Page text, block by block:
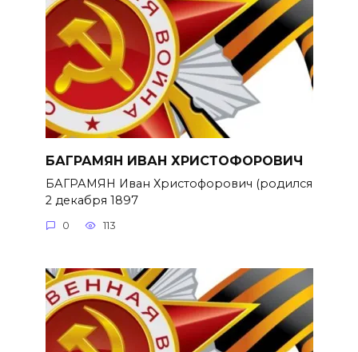
БАГРАМЯН ИВАН ХРИСТОФОРОВИЧ
БАГРАМЯН Иван Христофорович (родился
2 декабря 1897
0 113